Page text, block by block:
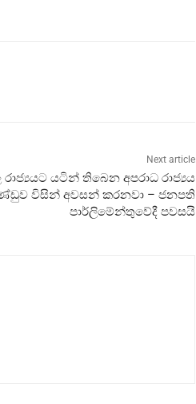
Next article
යටින් තිබෙන අපරාධ රාජ්‍යය
විසින් අවසන් කරනවා – ජනපති
පාර්ලිමේන්තුවේදී පවසයි